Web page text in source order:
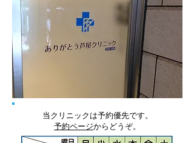
当クリニックは予約優先です。